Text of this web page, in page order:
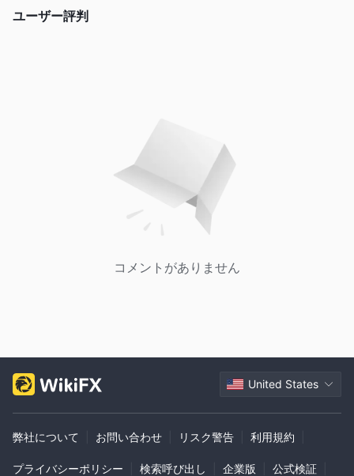
ユーザー評判
コメントがありません
United States
弊社について お問い合わせ リスク警告 利用規約
プライバシーポリシー 検索呼び出し 企業版 公式検証